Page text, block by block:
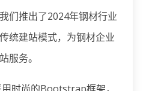
们推出了2024年钢材行业
统建站模式，为钢材企业
服务。